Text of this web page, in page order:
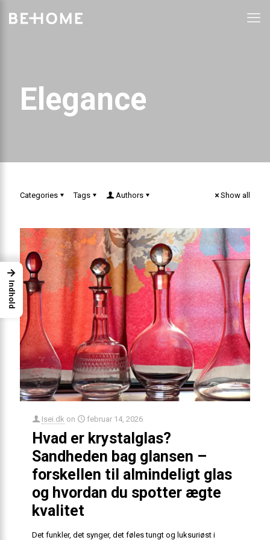
Elegance
Categories Tags Authors Show all
Isei.dk on februar 14, 2026
Hvad er krystalglas?
Sandheden bag glansen –
forskellen til almindeligt glas
og hvordan du spotter ægte
kvalitet
Det funkler, det synger, det føles tungt og luksuriøst i
→
Indhold